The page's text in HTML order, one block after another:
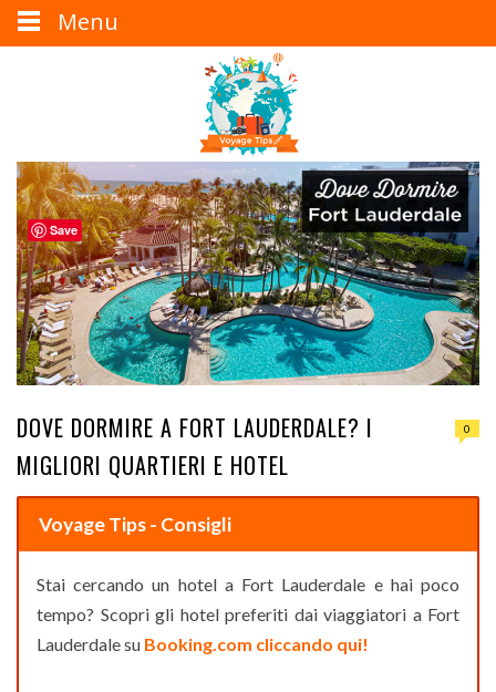
DOVE DORMIRE A FORT LAUDERDALE? I
MIGLIORI QUARTIERI E HOTEL
0
Voyage Tips - Consigli
Stai cercando un hotel a Fort Lauderdale e hai poco
tempo? Scopri gli hotel preferiti dai viaggiatori a Fort
Lauderdale su Booking.com cliccando qui!
Menu
Save